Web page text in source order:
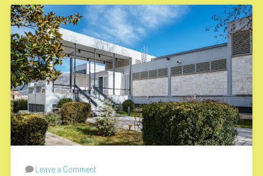
Leave a Comment